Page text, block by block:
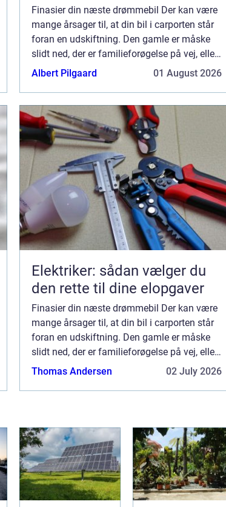
Finasier din næste drømmebil Der kan være
mange årsager til, at din bil i carporten står
foran en udskiftning. Den gamle er måske
slidt ned, der er familieforøgelse på vej, eller
du ønsker simp...
Albert Pilgaard 01 August 2026
Elektriker: sådan vælger du
den rette til dine elopgaver
Finasier din næste drømmebil Der kan være
mange årsager til, at din bil i carporten står
foran en udskiftning. Den gamle er måske
slidt ned, der er familieforøgelse på vej, eller
du ønsker simp...
Thomas Andersen 02 July 2026